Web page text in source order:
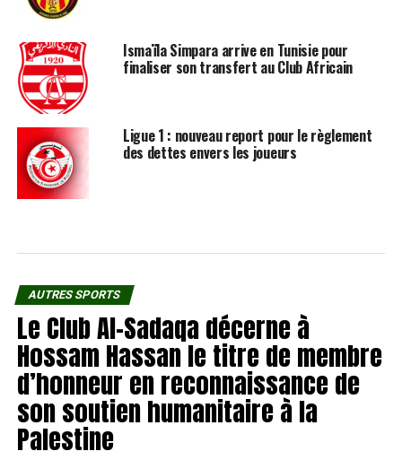
Ismaïla Simpara arrive en Tunisie pour
finaliser son transfert au Club Africain
Ligue 1 : nouveau report pour le règlement
des dettes envers les joueurs
AUTRES SPORTS
Le Club Al-Sadaqa décerne à
Hossam Hassan le titre de membre
d’honneur en reconnaissance de
son soutien humanitaire à la
Palestine